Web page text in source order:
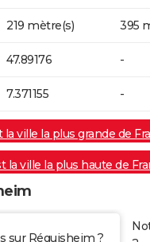
219 mètre(s) 395
47.89176 -
7.371155 -
la ville la plus grande de
la ville la plus haute de
sur Réguisheim ?